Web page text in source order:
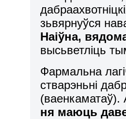
зьвярнуўся
Наіўна,
высьветліць
Фармальна
стварэньні
(ваенкаматаў).
ня маюць